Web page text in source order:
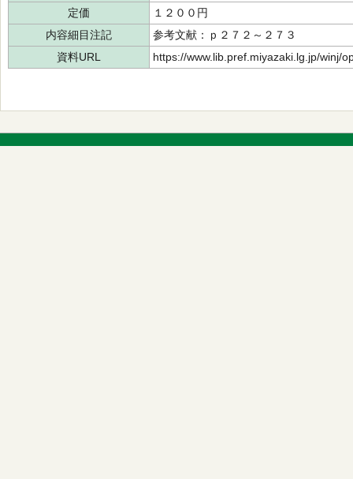
定価
１２００円
内容細目注記
参考文献：ｐ２７２～２７３
資料URL
https://www.lib.pref.miyazaki.lg.jp/winj/